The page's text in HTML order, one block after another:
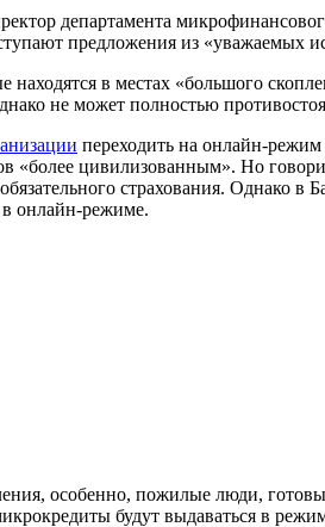
департамента
предложения из «уважаемых
находятся в местах «большого
не может полностью
переходить на онлайн-
«более цивилизованным». Но
страхования. Однако
в онлайн-режиме.
особенно, пожилые люди,
будут выдаваться в